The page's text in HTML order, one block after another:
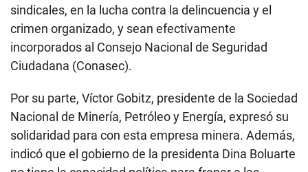
sindicales, en la lucha contra la delincuencia y el
crimen organizado, y sean efectivamente
incorporados al Consejo Nacional de Seguridad
Ciudadana (Conasec).
Por su parte, Víctor Gobitz, presidente de la Sociedad
Nacional de Minería, Petróleo y Energía, expresó su
solidaridad para con esta empresa minera. Además,
indicó que el gobierno de la presidenta Dina Boluarte